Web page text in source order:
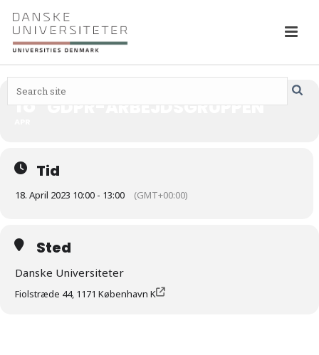
18 GDPR-ARBEJDSGRUPPEN
Tid
18. April 2023 10:00 - 13:00 (GMT+00:00)
Sted
Danske Universiteter
Fiolstræde 44, 1171 København K